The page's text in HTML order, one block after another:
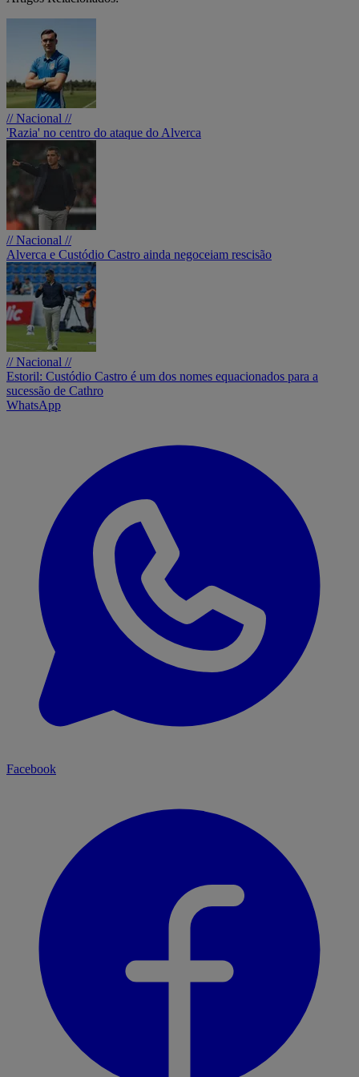
// Nacional //
'Razia' no centro do ataque do Alverca
// Nacional //
Alverca e Custódio Castro ainda negoceiam rescisão
// Nacional //
Estoril: Custódio Castro é um dos nomes equacionados para a
sucessão de Cathro
WhatsApp
Facebook